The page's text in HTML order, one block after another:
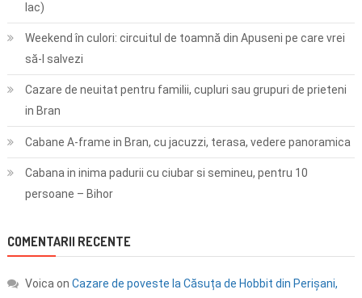
lac)
Weekend în culori: circuitul de toamnă din Apuseni pe care vrei
să-l salvezi
Cazare de neuitat pentru familii, cupluri sau grupuri de prieteni
in Bran
Cabane A-frame in Bran, cu jacuzzi, terasa, vedere panoramica
Cabana in inima padurii cu ciubar si semineu, pentru 10
persoane – Bihor
COMENTARII RECENTE
Voicaon Cazare de poveste la Căsuța de Hobbit din Perișani,